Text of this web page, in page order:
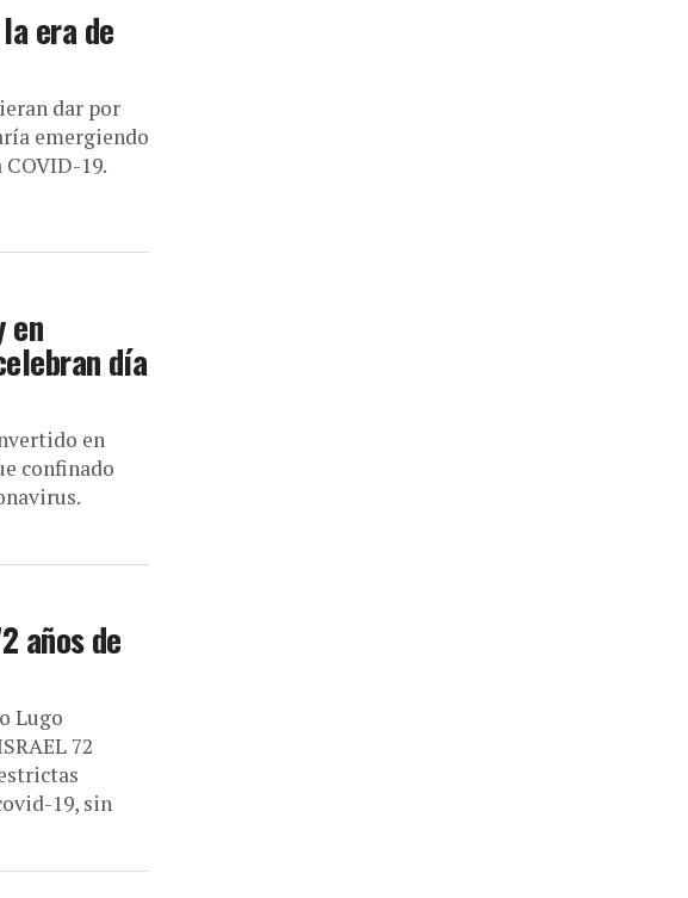
era de
dar por
emergiendo
19.
en
día
en
confinado
años de
Lugo
72
19, sin